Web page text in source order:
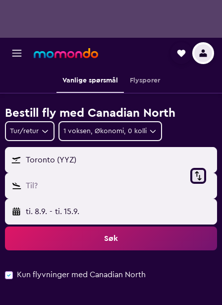
Vanlige spørsmål Flysporer
Bestill fly med Canadian North
Tur/retur 1 voksen, Økonomi, 0 kolli
Toronto (YYZ)
Til?
ti. 8.9. - ti. 15.9.
Søk
Kun flyvninger med Canadian North